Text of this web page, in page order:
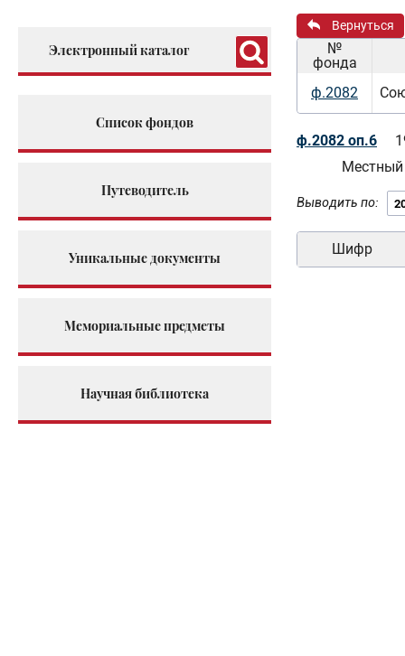
Электронный каталог
Список фондов
Путеводитель
Уникальные документы
Мемориальные предметы
Научная библиотека
Вернуться
№
фонда
ф.2082
ф.2082 оп.6
Местный
Выводить по:
Шифр